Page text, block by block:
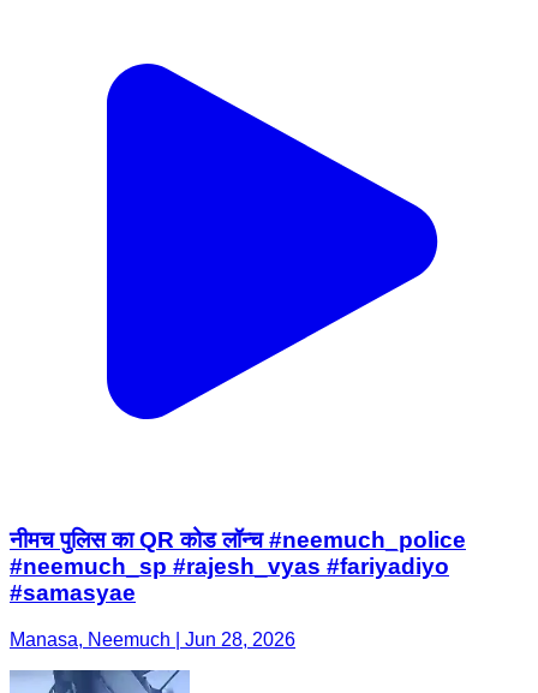
नीमच पुलिस का QR कोड लॉन्च #neemuch_police
#neemuch_sp #rajesh_vyas #fariyadiyo
#samasyae
Manasa, Neemuch | Jun 28, 2026